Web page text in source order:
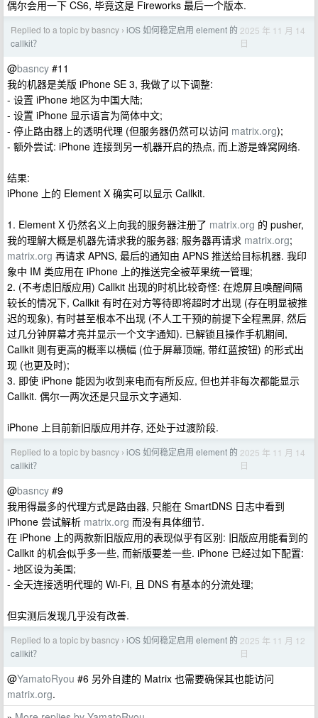
偶尔会用一下 CS6, 毕竟这是 Fireworks 最后一个版本.
Replied to a topic by basncy › iOS 如何稳定启用 element 的
callkit？
2025 年 11 月 14
日
@basncy #11
我的机器是美版 iPhone SE 3, 我做了以下调整:
- 设置 iPhone 地区为中国大陆;
- 设置 iPhone 显示语言为简体中文;
- 停止路由器上的透明代理 (但服务器仍然可以访问 matrix.org);
- 额外尝试: iPhone 连接到另一机器开启的热点, 而上游是蜂窝网络.
结果:
iPhone 上的 Element X 确实可以显示 Callkit.
1. Element X 仍然名义上向我的服务器注册了 matrix.org 的 pusher,
我的理解大概是机器先请求我的服务器; 服务器再请求 matrix.org;
matrix.org 再请求 APNS, 最后的通知由 APNS 推送给目标机器. 我印
象中 IM 类应用在 iPhone 上的推送完全被苹果统一管理;
2. (不考虑旧版应用) Callkit 出现的时机比较奇怪: 在熄屏且唤醒间隔
较长的情况下, Callkit 有时在对方等待即将超时才出现 (存在明显被推
迟的现象), 有时甚至根本不出现 (不人工干预的前提下全程黑屏, 然后
过几分钟屏幕才亮并显示一个文字通知). 已解锁且操作手机期间,
Callkit 则有更高的概率以横幅 (位于屏幕顶端, 带红蓝按钮) 的形式出
现 (也更及时);
3. 即使 iPhone 能因为收到来电而有所反应, 但也并非每次都能显示
Callkit. 偶尔一两次还是只显示文字通知.
iPhone 上目前新旧版应用并存, 还处于过渡阶段.
Replied to a topic by basncy › iOS 如何稳定启用 element 的
callkit？
2025 年 11 月 14
日
@basncy #9
我用得最多的代理方式是路由器, 只能在 SmartDNS 日志中看到
iPhone 尝试解析 matrix.org 而没有具体细节.
在 iPhone 上的两款新旧版应用的表现似乎有区别: 旧版应用能看到的
Callkit 的机会似乎多一些, 而新版要差一些. iPhone 已经过如下配置:
- 地区设为美国;
- 全天连接透明代理的 Wi-Fi, 且 DNS 有基本的分流处理;
但实测后发现几乎没有改善.
Replied to a topic by basncy › iOS 如何稳定启用 element 的
callkit？
2025 年 11 月 12
日
@YamatoRyou #6 另外自建的 Matrix 也需要确保其也能访问
matrix.org.